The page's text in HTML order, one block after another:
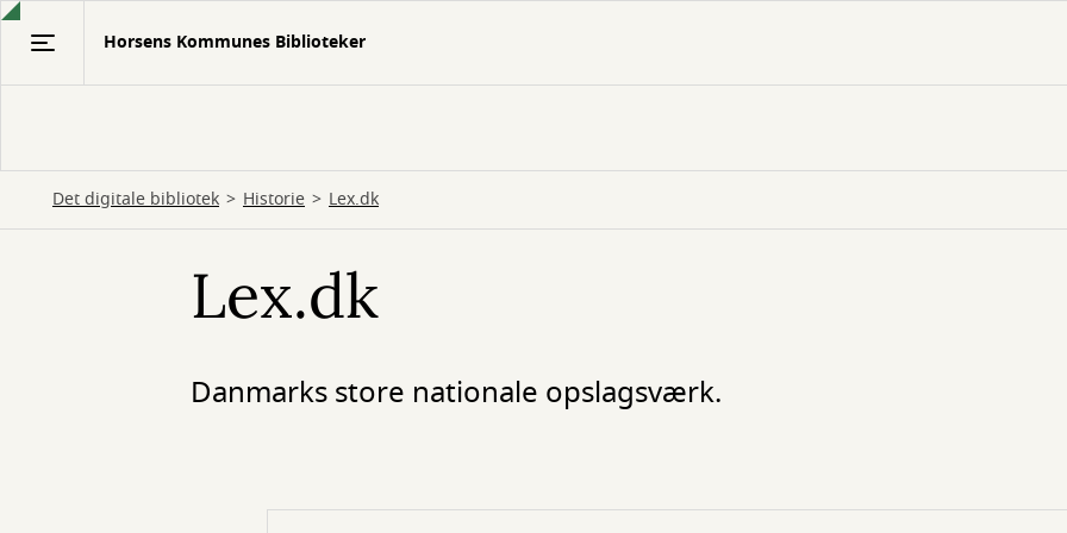
Gå
Horsens Kommunes Biblioteker
Det digitale bibliotek Historie Lex.dk
Lex.dk
Danmarks store nationale opslagsværk.